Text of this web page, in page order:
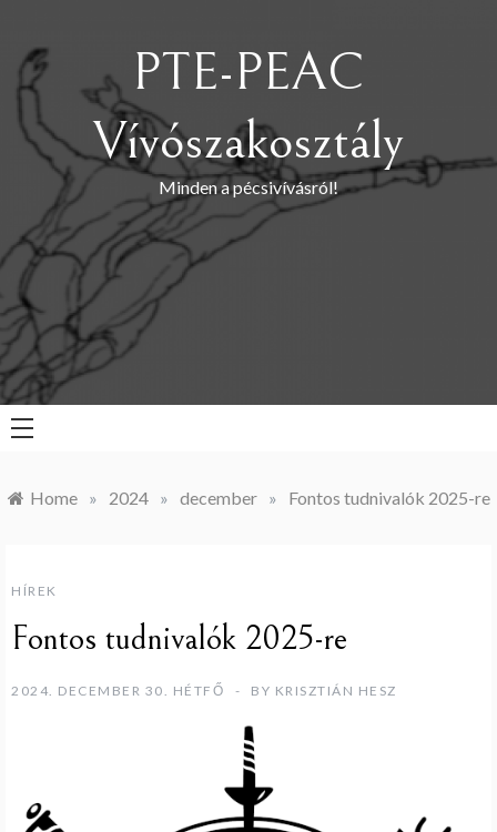
content
PTE-PEAC
Vívószakosztály
Minden a pécsivívásról!
Home » 2024 » december » Fontos tudnivalók 2025-re
HÍREK
Fontos tudnivalók 2025-re
2024. DECEMBER 30. HÉTFŐ BY KRISZTIÁN HESZ